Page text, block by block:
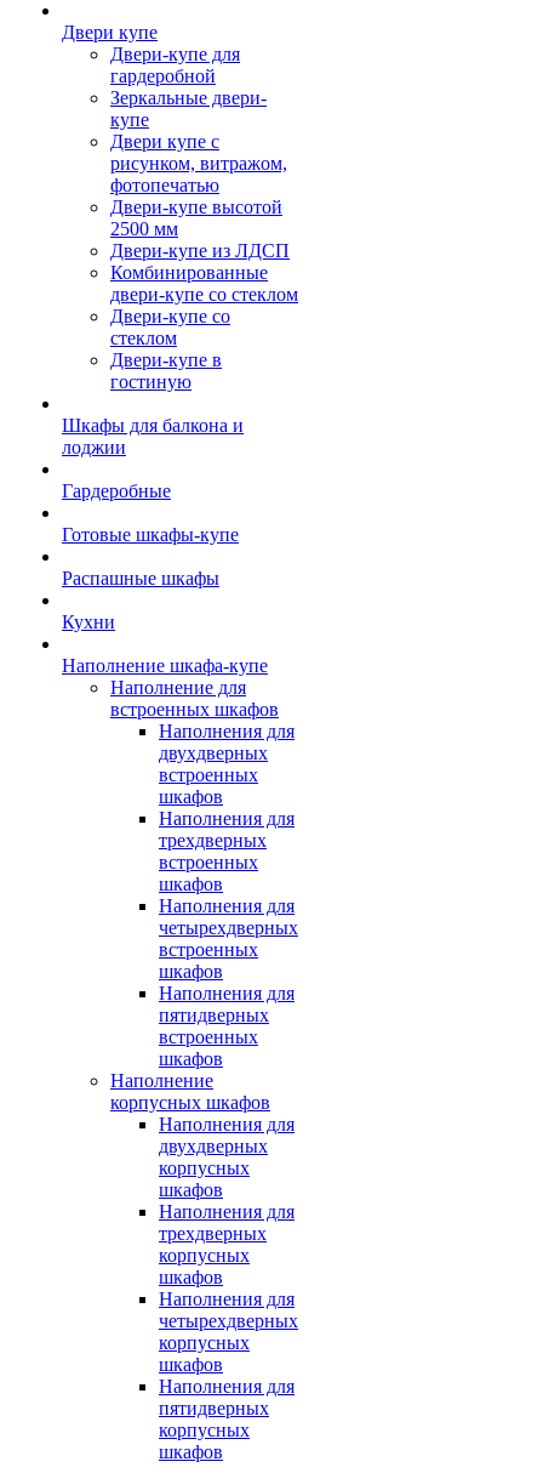
Двери купе
Двери-купе для
гардеробной
Зеркальные двери-
купе
Двери купе с
рисунком, витражом,
фотопечатью
Двери-купе высотой
2500 мм
Двери-купе из ЛДСП
Комбинированные
двери-купе со стеклом
Двери-купе со
стеклом
Двери-купе в
гостиную
Шкафы для балкона и
лоджии
Гардеробные
Готовые шкафы-купе
Распашные шкафы
Кухни
Наполнение шкафа-купе
Наполнение для
встроенных шкафов
Наполнения для
двухдверных
встроенных
шкафов
Наполнения для
трехдверных
встроенных
шкафов
Наполнения для
четырехдверных
встроенных
шкафов
Наполнения для
пятидверных
встроенных
шкафов
Наполнение
корпусных шкафов
Наполнения для
двухдверных
корпусных
шкафов
Наполнения для
трехдверных
корпусных
шкафов
Наполнения для
четырехдверных
корпусных
шкафов
Наполнения для
пятидверных
корпусных
шкафов